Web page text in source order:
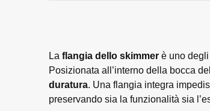
La flangia dello skimmerè uno degli
Posizionata all’interno della bocca
duratura. Una flangia integra
preservando sia la funzionalità sia